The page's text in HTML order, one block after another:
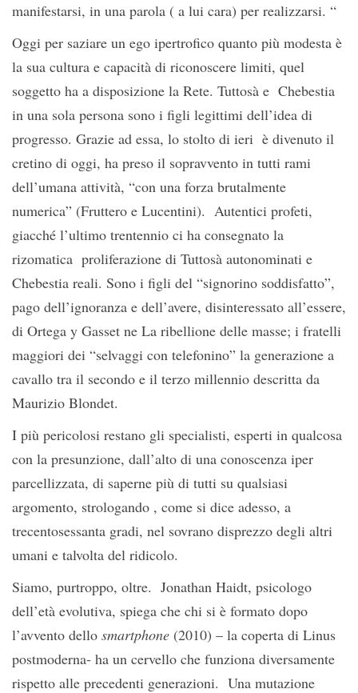
manifestarsi, in una parola ( a lui cara) per realizzarsi. “
Oggi per saziare un ego ipertrofico quanto più modesta è
la sua cultura e capacità di riconoscere limiti, quel
soggetto ha a disposizione la Rete. Tuttosà e Chebestia
in una sola persona sono i figli legittimi dell’idea di
progresso. Grazie ad essa, lo stolto di ieri è divenuto il
cretino di oggi, ha preso il sopravvento in tutti rami
dell’umana attività, “con una forza brutalmente
numerica” (Fruttero e Lucentini). Autentici profeti,
giacché l’ultimo trentennio ci ha consegnato la
rizomatica proliferazione di Tuttosà autonominati e
Chebestia reali. Sono i figli del “signorino soddisfatto”,
pago dell’ignoranza e dell’avere, disinteressato all’essere,
di Ortega y Gasset ne La ribellione delle masse; i fratelli
maggiori dei “selvaggi con telefonino” la generazione a
cavallo tra il secondo e il terzo millennio descritta da
Maurizio Blondet.
I più pericolosi restano gli specialisti, esperti in qualcosa
con la presunzione, dall’alto di una conoscenza iper
parcellizzata, di saperne più di tutti su qualsiasi
argomento, strologando , come si dice adesso, a
trecentosessanta gradi, nel sovrano disprezzo degli altri
umani e talvolta del ridicolo.
Siamo, purtroppo, oltre. Jonathan Haidt, psicologo
dell’età evolutiva, spiega che chi si è formato dopo
l’avvento dello smartphone (2010) – la coperta di Linus
postmoderna- ha un cervello che funziona diversamente
rispetto alle precedenti generazioni. Una mutazione